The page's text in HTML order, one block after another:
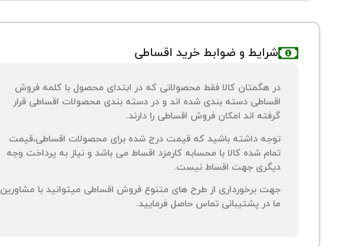
شرایط و ضوابط خرید اقساطی
در هگمتان کالا فقط محصولاتی که در ابتدای محصول با کلمه فروش
اقساطی دسته بندی شده اند و در دسته بندی محصولات اقساطی قرار
گرفته اند امکان فروش اقساطی را دارند.
توجه داشته باشید که قیمت درج شده برای محصولات اقساطی،قیمت
تمام شده کالا با محسابه کارمزد اقساط می باشد و نیاز به پرداخت وجه
دیگری جهت اقساط نیست.
جهت برخورداری از طرح های متنوع فروش اقساطی میتوانید با مشاورین
ما در پشتیبانی تماس حاصل فرمایید.